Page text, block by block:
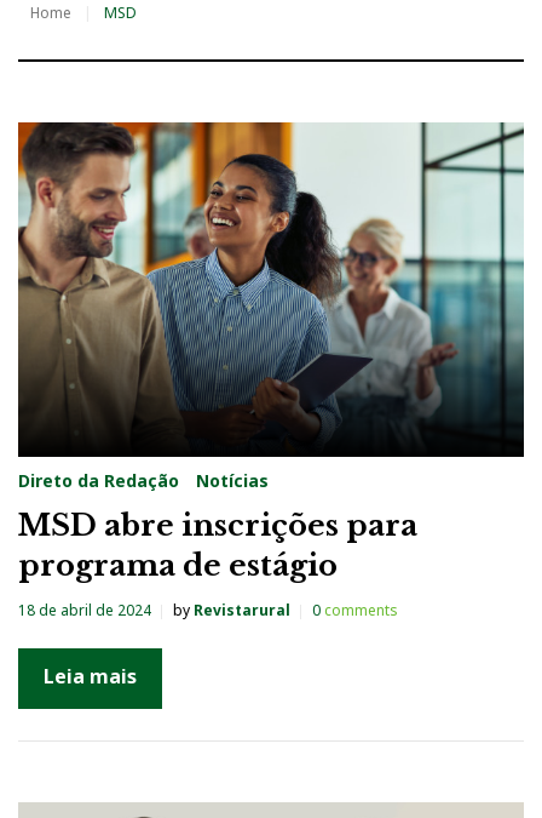
Home MSD
T
a
g
:
M
S
D
Direto da Redação Notícias
MSD abre inscrições para
programa de estágio
18 de abril de 2024 by Revistarural 0comments
Leia mais